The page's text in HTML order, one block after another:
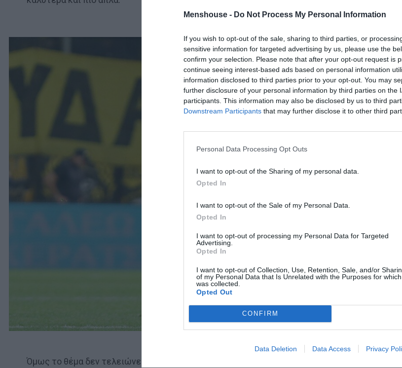
Menshouse - Do Not Process My Personal Information
If you wish to opt-out of the sale, sharing to third parties, or
sensitive information for targeted advertising by us, please use the
confirm your selection. Please note that after your opt-out request is
continue seeing interest-based ads based on personal information
information disclosed to third parties prior to your opt-out. You may
further disclosure of your personal information by third parties on the
participants. This information may also be disclosed by us to third
Downstream Participants that may further disclose it to other third
Personal Data Processing Opt Outs
I want to opt-out of the Sharing of my personal data.
Opted In
I want to opt-out of the Sale of my Personal Data.
Opted In
I want to opt-out of processing my Personal Data for Targeted
Advertising.
Opted In
I want to opt-out of Collection, Use, Retention, Sale, and/or
of my Personal Data that Is Unrelated with the Purposes for
was collected.
Opted Out
CONFIRM
Data Deletion Data Access Privacy
Όμως το θέμα δεν τελειώνει εκεί. Γιατί δεν… πάγωσε ο χρόνος στη χρονιά του θριάμβου του